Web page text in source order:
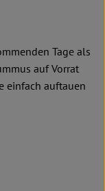
Tage als
auf Vorrat
einfach auftauen